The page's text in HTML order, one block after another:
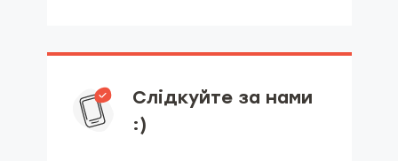
Слідкуйте за нами
:)